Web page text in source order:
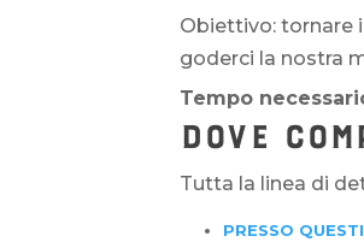
Obiettivo: tornare
goderci la nostra
Tempo
DOVE
Tutta la linea di
PRESSO